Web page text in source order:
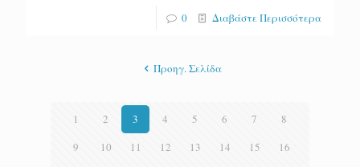
0 Διαβάστε Περισσότερα
Προηγ. Σελίδα
1 2 3 4 5 6 7
8
9
10 11 12 13 14 15
16